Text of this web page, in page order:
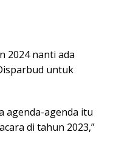
2024 nanti ada
untuk
agenda-agenda itu
di tahun 2023,”